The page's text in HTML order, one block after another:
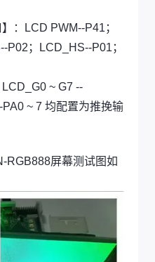
：LCD PWM--P41；
P02；LCD_HS--P01；
~ G7 --
~ 7 均配置为推挽输
RGB888屏幕测试图如